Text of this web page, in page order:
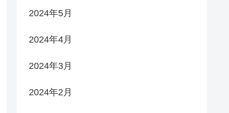
2024年5月
2024年4月
2024年3月
2024年2月